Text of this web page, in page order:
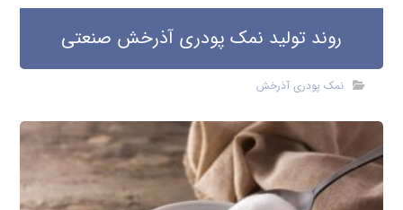
روند تولید نمک پودری آذرخش صنعتی
نمک پودری آذرخش